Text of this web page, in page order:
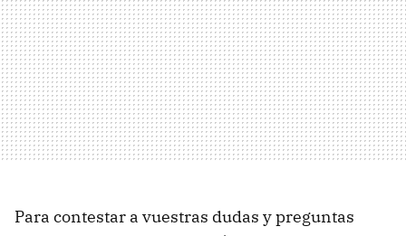
Para contestar a vuestras dudas y preguntas